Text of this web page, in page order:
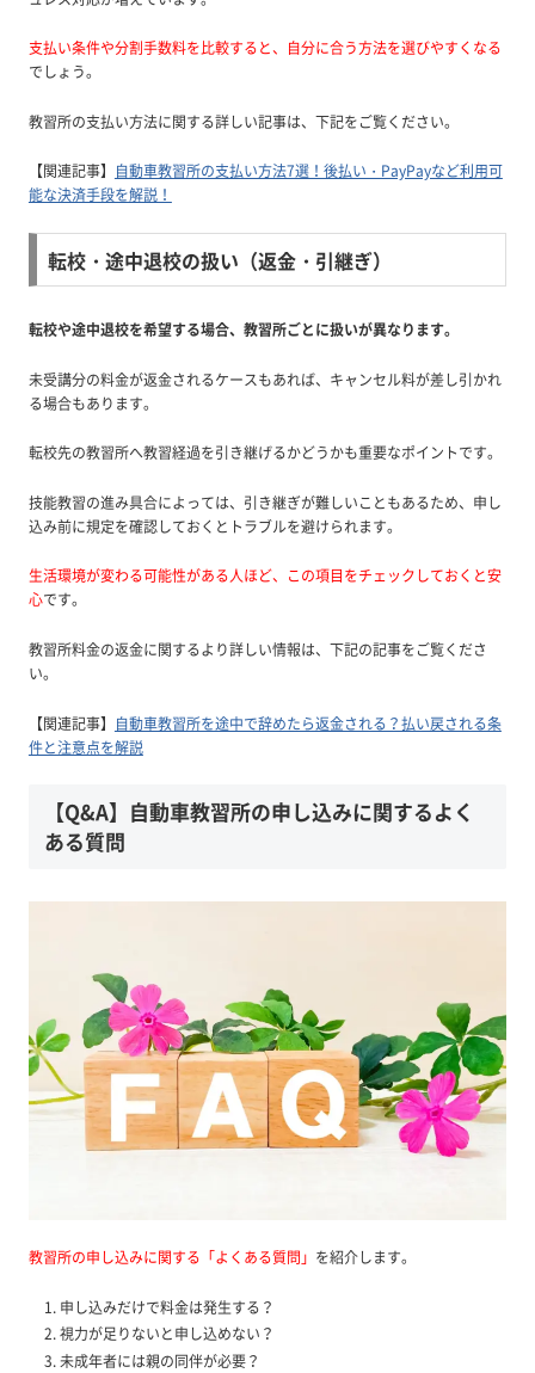
支払い条件や分割手数料を比較すると、自分に合う方法を選びやすくなる
でしょう。
教習所の支払い方法に関する詳しい記事は、下記をご覧ください。
【関連記事】
自動車教習所の支払い方法7選！後払い・PayPayなど利用可
能な決済手段を解説！
転校・途中退校の扱い（返金・引継ぎ）
転校や途中退校を希望する場合、教習所ごとに扱いが異なります。
未受講分の料金が返金されるケースもあれば、キャンセル料が差し引かれ
る場合もあります。
転校先の教習所へ教習経過を引き継げるかどうかも重要なポイントです。
技能教習の進み具合によっては、引き継ぎが難しいこともあるため、申し
込み前に規定を確認しておくとトラブルを避けられます。
生活環境が変わる可能性がある人ほど、この項目をチェックしておくと安
心です。
教習所料金の返金に関するより詳しい情報は、下記の記事をご覧くださ
い。
【関連記事】 自動車教習所を途中で辞めたら返金される？払い戻される条
件と注意点を解説
【Q&A】自動車教習所の申し込みに関するよく
ある質問
教習所の申し込みに関する「よくある質問」 を紹介します。
申し込みだけで料金は発生する？
視力が足りないと申し込めない？
未成年者には親の同伴が必要？